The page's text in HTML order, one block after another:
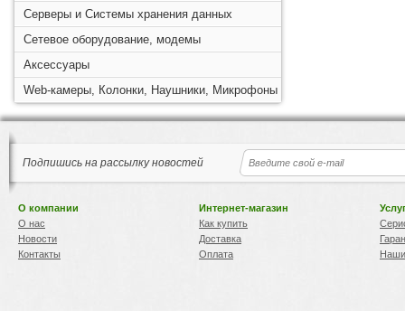
Серверы и Системы хранения данных
Сетевое оборудование, модемы
Аксессуары
Web-камеры, Колонки, Наушники, Микрофоны
Подпишись на рассылку новостей
О компании
О нас
Новости
Контакты
Интернет-магазин
Как купить
Доставка
Оплата